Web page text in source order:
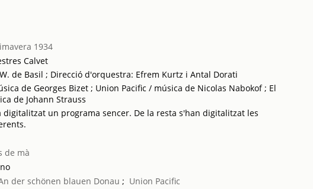
1934
Calvet
de Basil ; Direcció d'orquestra: Efrem Kurtz i Antal Dorati
de Georges Bizet ; Union Pacific / música de Nicolas Nabokof ; El
de Johann Strauss
digitalitzat un programa sencer. De la resta s'han digitalitzat les
de mà
der schönen blauen Donau ; Union Pacific